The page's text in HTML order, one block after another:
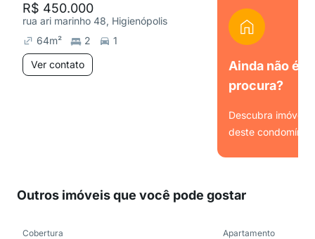
R$ 450.000
rua ari marinho 48, Higienópolis
64m² 2
1
Ver contato
Ainda não é
procura?
Descubra imóveis
deste condomínio.
Outros imóveis que você pode gostar
Cobertura Apartamento